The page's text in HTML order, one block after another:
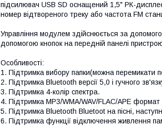
підсилювач USB SD оснащений 1,5" РК-
номер відтвореного треку або частота FM
Управління модулем здійснюється за
допомогою кнопок на передній панелі
Особливості:
1. Підтримка вибору папки(можна перемикати
2. Підтримка Bluetooth версії 5,0 і гучного
3. Підтримка 4-колір спектра.
4. Підтримка MP3/WMA/WAV/FLAC/APE формат
5. Підтримка Bluetooth Bluetoot на пісні,
6. Підтримка функції відключення живлення